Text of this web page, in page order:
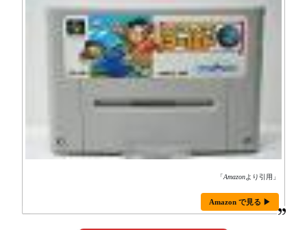
「Amazonより引用」
Amazon で見る ▶